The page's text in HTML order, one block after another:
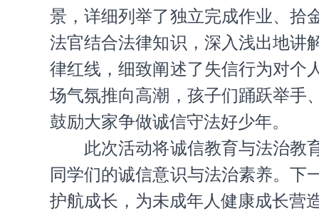
景，详细列举了独立完成作业、拾
法官结合法律知识，深入浅出地讲
律红线，细致阐述了失信行为对个
场气氛推向高潮，孩子们踊跃举手
鼓励大家争做诚信守法好少年。
此次活动将诚信教育与法治教
同学们的诚信意识与法治素养。下
护航成长，为未成年人健康成长营